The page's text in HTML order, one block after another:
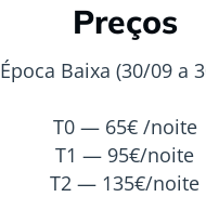
Preços
Época Baixa (30/09 a
T0 — 65€ /noite
T1 — 95€/noite
T2 — 135€/noite